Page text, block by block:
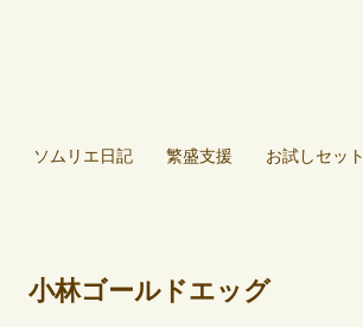
ソムリエ日記 繁盛支援 お試しセット
小林ゴールドエッグ